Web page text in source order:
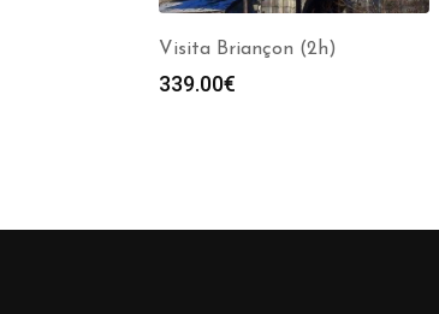
Visita Briançon (2h)
339.00€